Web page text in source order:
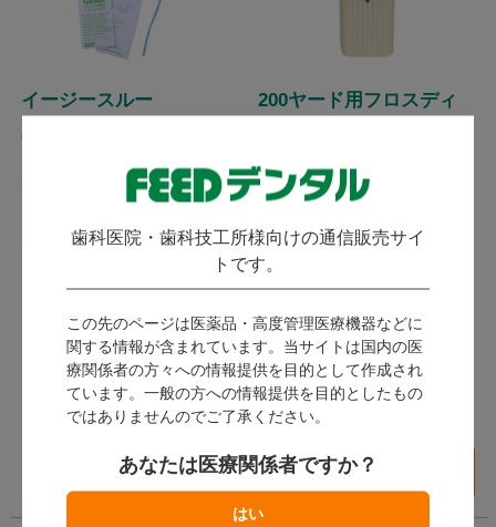
歯科医院・歯科技工所様向けの通信販売サイ
トです。
この先のページは医薬品・高度管理医療機器などに
関する情報が含まれています。当サイトは国内の医
療関係者の方々への情報提供を目的として作成され
ています。一般の方への情報提供を目的としたもの
ではありませんのでご了承ください。
あなたは医療関係者ですか？
イージースルー
GUM ガム
発送：
されます。
会員限定コンテンツ
のご利用は、会員登
録が必要です。
会員の方は、 ログイ
してご利用くださ
200ヤード用フロスディ
ノーブランド
845
（税込）
3ポイント～
数量：
カートに入れる